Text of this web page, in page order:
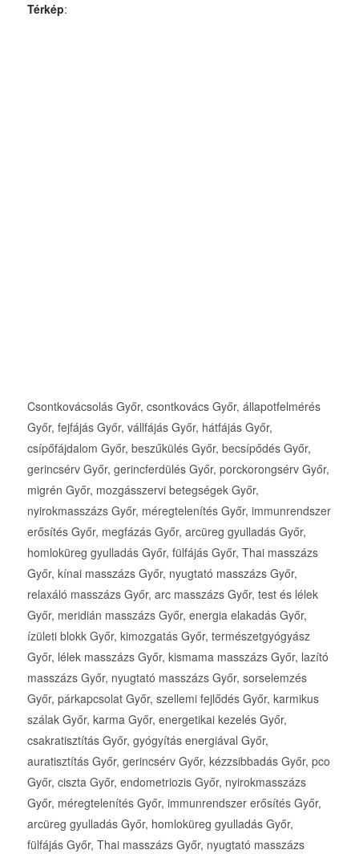
Térkép:
Csontkovácsolás Győr, csontkovács Győr, állapotfelmérés
Győr, fejfájás Győr, vállfájás Győr, hátfájás Győr,
csípőfájdalom Győr, beszűkülés Győr, becsípődés Győr,
gerincsérv Győr, gerincferdülés Győr, porckorongsérv Győr,
migrén Győr, mozgásszervi betegségek Győr,
nyirokmasszázs Győr, méregtelenítés Győr, immunrendszer
erősítés Győr, megfázás Győr, arcüreg gyulladás Győr,
homloküreg gyulladás Győr, fülfájás Győr, Thai masszázs
Győr, kínai masszázs Győr, nyugtató masszázs Győr,
relaxáló masszázs Győr, arc masszázs Győr, test és lélek
Győr, meridián masszázs Győr, energia elakadás Győr,
ízületi blokk Győr, kimozgatás Győr, természetgyógyász
Győr, lélek masszázs Győr, kismama masszázs Győr, lazító
masszázs Győr, nyugtató masszázs Győr, sorselemzés
Győr, párkapcsolat Győr, szellemi fejlődés Győr, karmikus
szálak Győr, karma Győr, energetikai kezelés Győr,
csakratisztítás Győr, gyógyítás energiával Győr,
auratisztítás Győr, gerincsérv Győr, kézzsibbadás Győr, pco
Győr, ciszta Győr, endometriozis Győr, nyirokmasszázs
Győr, méregtelenítés Győr, immunrendszer erősítés Győr,
arcüreg gyulladás Győr, homloküreg gyulladás Győr,
fülfájás Győr, Thai masszázs Győr, nyugtató masszázs